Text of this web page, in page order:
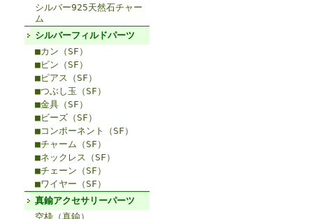
シルバー925天然石チャー
ム
シルバーフィルドパーツ
■カン（SF）
■ピン（SF）
■ピアス（SF）
■つぶし玉（SF）
■金具（SF）
■ビーズ（SF）
■コンポーネント（SF）
■チャーム（SF）
■ネックレス（SF）
■チェーン（SF）
■ワイヤー（SF）
真鍮アクセサリーパーツ
空枠（真鍮）